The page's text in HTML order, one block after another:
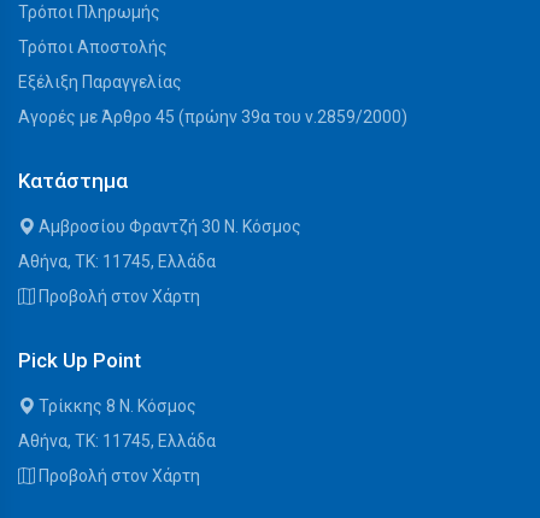
Τρόποι Πληρωμής
Τρόποι Αποστολής
Εξέλιξη Παραγγελίας
Αγορές με Άρθρο 45 (πρώην 39α του ν.2859/2000)
Κατάστημα
Αμβροσίου Φραντζή 30 Ν. Κόσμος
Αθήνα, ΤΚ: 11745, Ελλάδα
Προβολή στον Χάρτη
Pick Up Point
Τρίκκης 8 Ν. Κόσμος
Αθήνα, ΤΚ: 11745, Ελλάδα
Προβολή στον Χάρτη